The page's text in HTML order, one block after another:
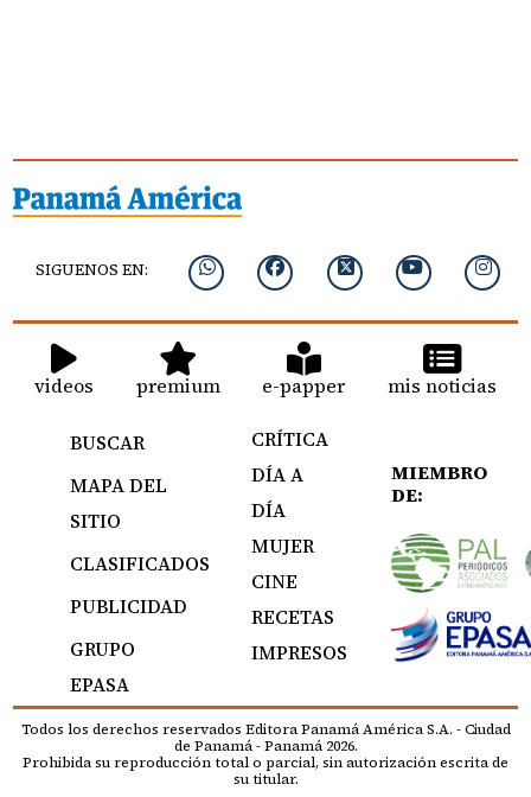
SIGUENOS EN:
videos premium e-papper mis noticias
BUSCAR
MAPA DEL
SITIO
CLASIFICADOS
PUBLICIDAD
GRUPO
EPASA
CRÍTICA
DÍA A
DÍA
MUJER
CINE
RECETAS
IMPRESOS
MIEMBRO
DE:
Todos los derechos reservados Editora Panamá América S.A. - Ciudad
de Panamá - Panamá 2026.
Prohibida su reproducción total o parcial, sin autorización escrita de
su titular.